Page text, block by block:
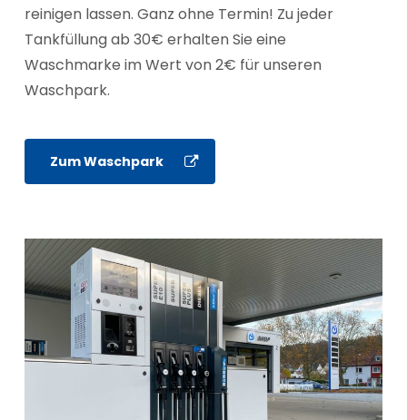
reinigen lassen. Ganz ohne Termin! Zu jeder
Tankfüllung ab 30€ erhalten Sie eine
Waschmarke im Wert von 2€ für unseren
Waschpark.
Zum Waschpark